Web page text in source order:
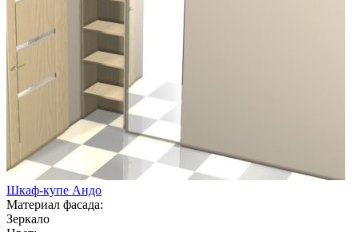
Шкаф-купе Андо
Материал фасада:
Зеркало